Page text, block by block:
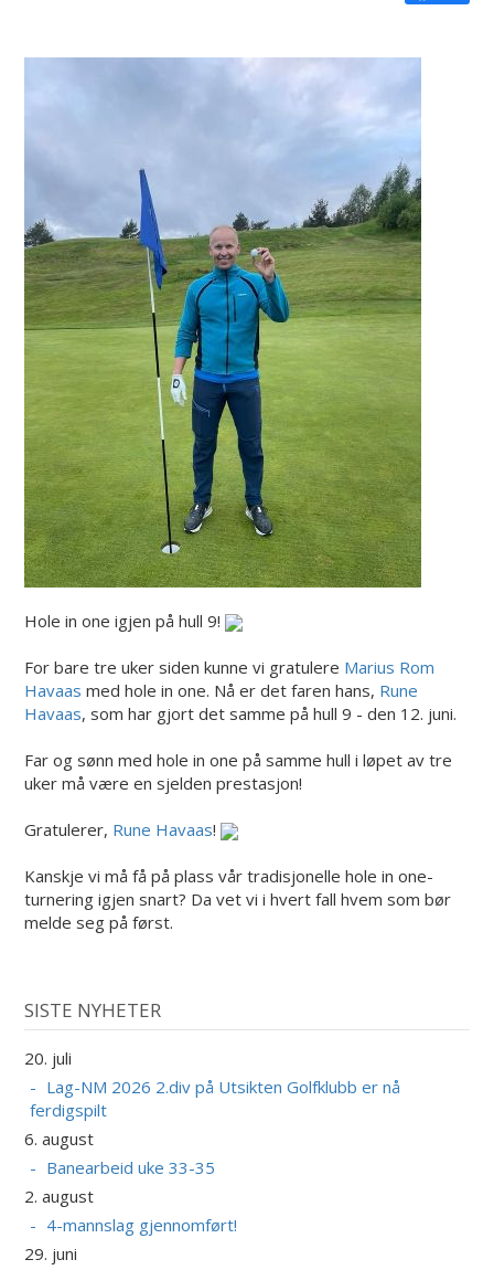
Hole in one igjen på hull 9!
For bare tre uker siden kunne vi gratulere Marius Rom
Havaas med hole in one. Nå er det faren hans, Rune
Havaas, som har gjort det samme på hull 9 - den 12. juni.
Far og sønn med hole in one på samme hull i løpet av tre
uker må være en sjelden prestasjon!
Gratulerer, Rune Havaas!
Kanskje vi må få på plass vår tradisjonelle hole in one-
turnering igjen snart? Da vet vi i hvert fall hvem som bør
melde seg på først.
SISTE NYHETER
20. juli
Lag-NM 2026 2.div på Utsikten Golfklubb er nå
ferdigspilt
6. august
Banearbeid uke 33-35
2. august
4-mannslag gjennomført!
29. juni